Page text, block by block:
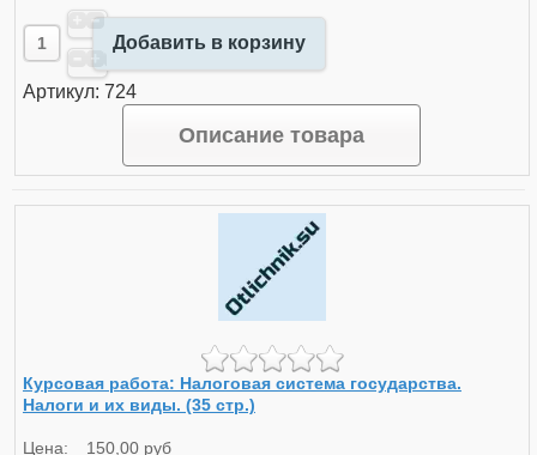
Добавить в корзину
Артикул: 724
Описание товара
Курсовая работа: Налоговая система государства.
Налоги и их виды. (35 стр.)
Цена: 150,00 руб